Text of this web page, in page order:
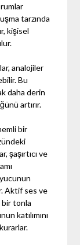
tarzında
kişisel
analojiler
Bu
daha derin
artırır.
bir
şaşırtıcı ve
Aktif ses ve
bir tonla
katılımını